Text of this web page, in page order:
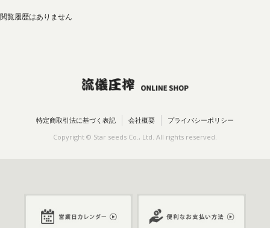
閲覧履歴はありません
特定商取引法に基づく表記 会社概要 プライバシーポリシー
Copyright © Star seeds Co., Ltd. All rights reserved.